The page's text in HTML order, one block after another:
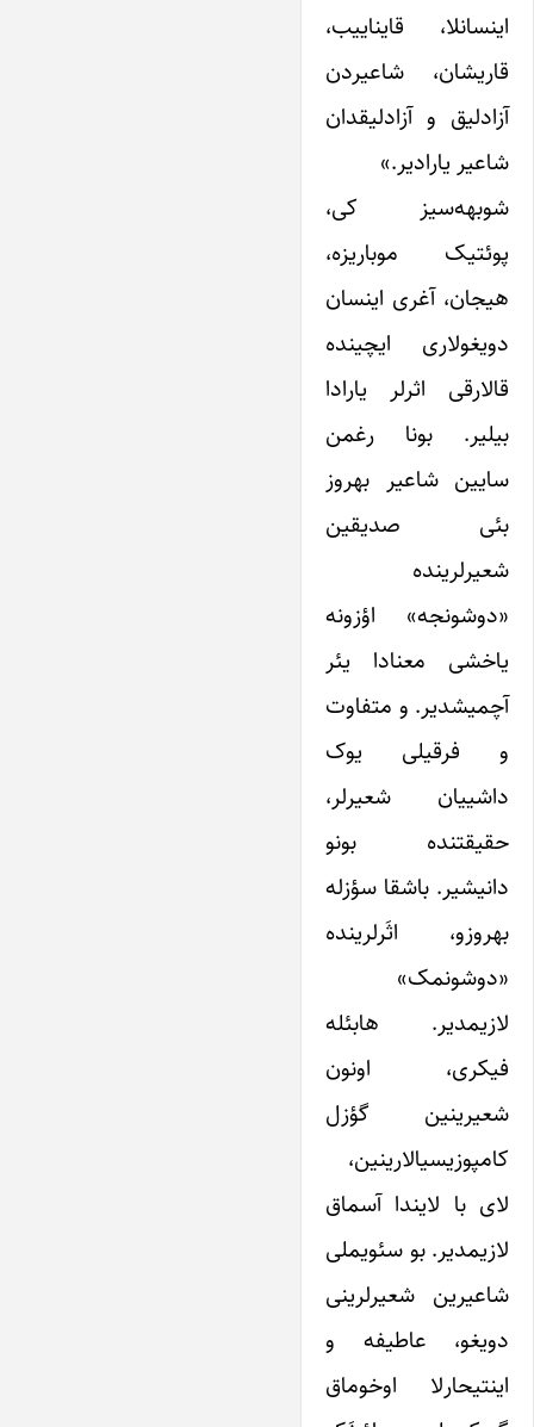
اینسانلا، قایناییب،
قاریشان، شاعیردن
آزادلیق و آزادلیقدان
شاعیر یارادیر.»
شوبهه‌سیز کی،
پوئتیک موباریزه،
هیجان، آغری اینسان
دویغولاری ایچینده
قالارقی اثرلر یارادا
بیلیر. بونا رغمن
سایین شاعیر بهروز
بئی صدیقین
شعیرلرینده
«دوشونجه» اؤزونه
یاخشی معنادا یئر
آچمیشدیر. و متفاوت
و فرقیلی یوک
داشییان شعیرلر،
حقیقتنده بونو
دانیشیر. باشقا سؤزله
بهروزو، اثَرلرینده
«دوشونمک»
لازیمدیر. هابئله
فیکری، اونون
شعیرینین گؤزل
کامپوزیسیالارینین،
لای‌ با لایندا آسماق
لازیمدیر. بو سئویملی
شاعیرین شعیرلرینی
دویغو، عاطیفه و
اینتیحارلا اوخوماق